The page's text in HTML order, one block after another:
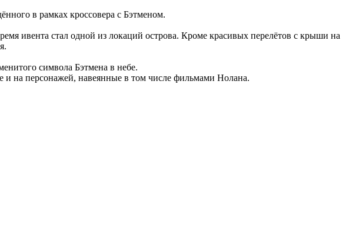
в рамках кроссовера с Бэтменом.
ивента стал одной из локаций острова. Кроме красивых перелётов с крыши на
символа Бэтмена в небе.
на персонажей, навеянные в том числе фильмами Нолана.